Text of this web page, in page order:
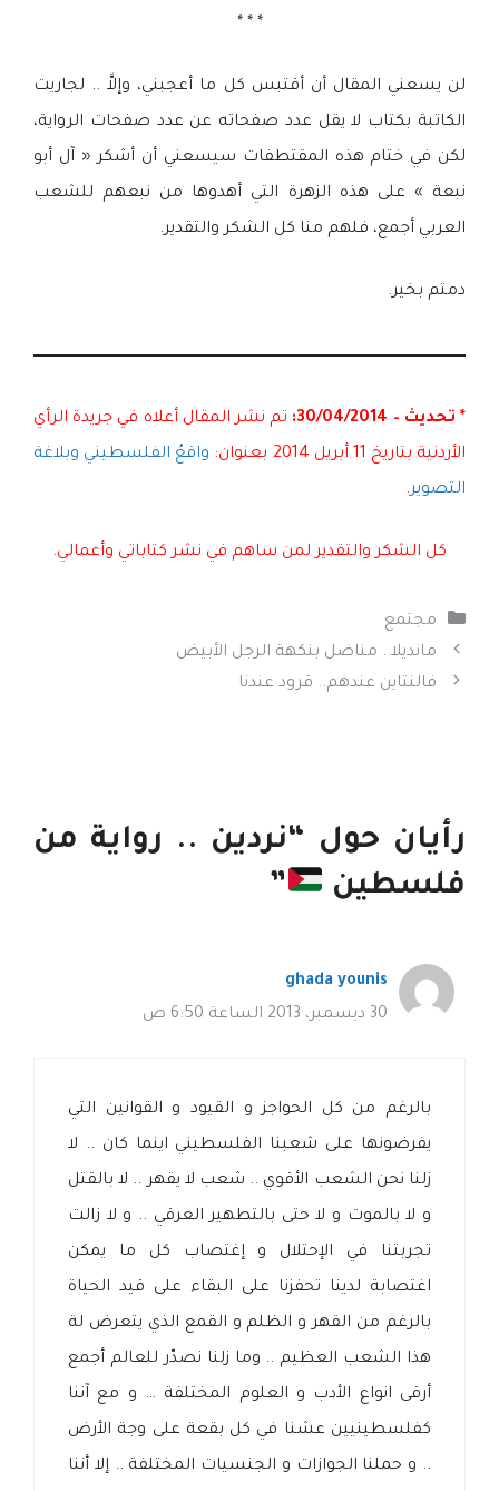
* * *
لن يسعني المقال أن أقتبس كل ما أعجبني، وإلاَّ .. لجاريت
الكاتبة بكتاب لا يقل عدد صفحاته عن عدد صفحات الرواية،
لكن في ختام هذه المقتطفات سيسعني أن أشكر « آل أبو
نبعة » على هذه الزهرة التي أهدوها من نبعهم للشعب
العربي أجمع، فلهم منا كل الشكر والتقدير.
دمتم بخير.
* تحديث – 30 /04/2014:
تم نشر المقال أعلاه في جريدة الرأي
الأردنية بتاريخ 11 أبريل 2014 بعنوان:
واقعُ الفلسطيني وبلاغة
التصوير.
كل الشكر والتقدير لمن ساهم في نشر كتاباتي وأعمالي.
التصنيفات
مجتمع
مانديلا.. مناضل بنكهة الرجل الأبيض
فالنتاين عندهم.. قرود عندنا
رأيان حول “نردين .. رواية من
فلسطين
”
ghada younis
30 ديسمبر، 2013 الساعة 6:50 ص
بالرغم من كل الحواجز و القيود و القوانين التي
يفرضونها على شعبنا الفلسطيني اينما كان .. لا
زلنا نحن الشعب الأقوي .. شعب لا يقهر .. لا بالقتل
و لا بالموت و لا حتى بالتطهير العرقي .. و لا زالت
تجربتنا في الإحتلال و إغتصاب كل ما يمكن
اغتصابة لدينا تحفزنا على البقاء على قيد الحياة
بالرغم من القهر و الظلم و القمع الذي يتعرض لة
هذا الشعب العظيم .. وما زلنا نصدّر للعالم أجمع
أرقى انواع الأدب و العلوم المختلفة … و مع آننا
كفلسطينيين عشنا في كل بقعة على وجة الأرض
.. و حملنا الجوازات و الجنسيات المختلفة .. إلا أننا